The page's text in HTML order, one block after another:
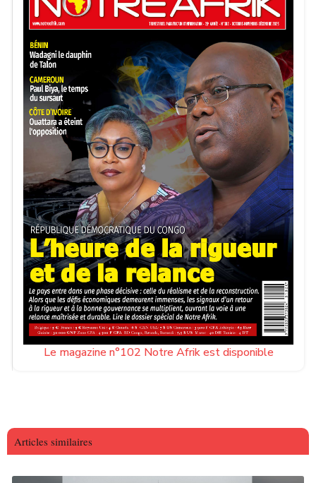
Le magazine n°102 Notre Afrik est disponible
Articles similaires